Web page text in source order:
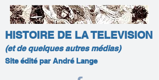
HISTOIRE DE LA TELEVISION
(et de quelques autres médias)
Site édité par André Lange